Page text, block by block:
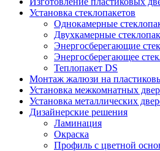
Установка стеклопакетов
Однокамерные
Двухкамерные
Энергосберегающие
Энергосберегающее
Теплопакет DS
Монтаж жалюзи на
Установка межкомнатных
Установка металлических
Дизайнерские решения
Ламинация
Окраска
Профиль с цветной